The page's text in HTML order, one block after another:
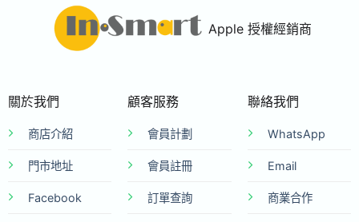
Apple 授權經銷商
關於我們
商店介紹
門市地址
Facebook
顧客服務
會員計劃
會員註冊
訂單查詢
聯絡我們
WhatsApp
Email
商業合作